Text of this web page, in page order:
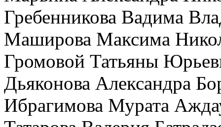
Гребенникова Вадима
Маширова Максима
Громовой Татьяны
Дьяконова Александра
Ибрагимова Мурата